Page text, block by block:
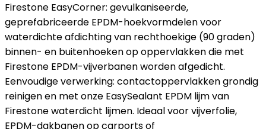
Firestone EasyCorner: gevulkaniseerde,
geprefabriceerde EPDM-hoekvormdelen voor
waterdichte afdichting van rechthoekige (90 graden)
binnen- en buitenhoeken op oppervlakken die met
Firestone EPDM-vijverbanen worden afgedicht.
Eenvoudige verwerking: contactoppervlakken grondig
reinigen en met onze EasySealant EPDM lijm van
Firestone waterdicht lijmen. Ideaal voor vijverfolie,
EPDM-dakbanen op carports of